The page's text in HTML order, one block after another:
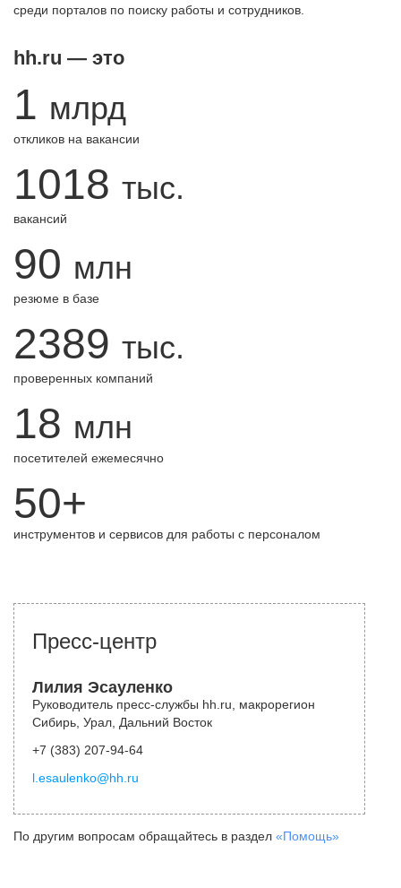
среди порталов по поиску работы и сотрудников.
hh.ru — это
1 млрд
откликов на вакансии
1018 тыс.
вакансий
90 млн
резюме в базе
2389 тыс.
проверенных компаний
18 млн
посетителей ежемесячно
50+
инструментов и сервисов для работы с персоналом
Пресс-центр
Лилия Эсауленко
Руководитель пресс-службы hh.ru, макрорегион
Сибирь, Урал, Дальний Восток
+7 (383) 207-94-64
l.esaulenko@hh.ru
По другим вопросам обращайтесь в раздел «Помощь»